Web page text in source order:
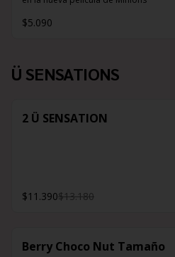
$5.090
Ü SENSATIONS
2 Ü SENSATION
$11.390$13.180
Berry Choco Nut Tamaño